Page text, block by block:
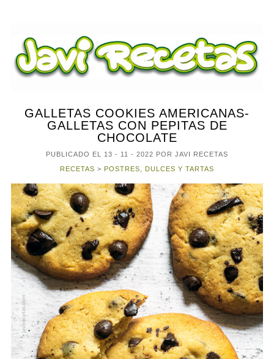
GALLETAS COOKIES AMERICANAS-
GALLETAS CON PEPITAS DE
CHOCOLATE
PUBLICADO EL 13 - 11 - 2022 POR JAVI RECETAS
RECETAS > POSTRES, DULCES Y TARTAS